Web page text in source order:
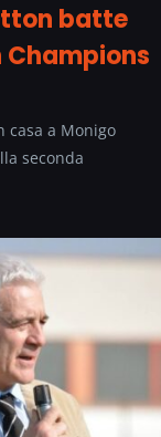
batte
Champions
casa a Monigo
seconda